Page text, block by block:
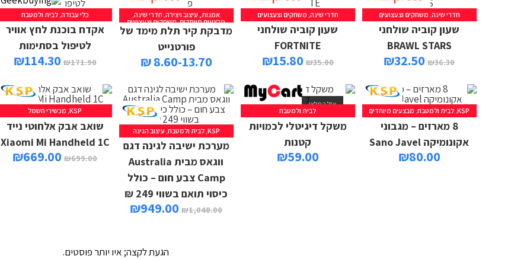
חדרי שינה משחקים וצעצועים
שעון קוביה שולחני
BRAWL STARS
₪36.30
₪32.50
חדרי שינה משחקים וצעצועים
שעון קוביה שולחני
FORTNITE
₪35.00
₪15.80
אמנות, עיצוב ויצירה, חדרי שינה,
מבצעים מיוחדים,משחקים וצעצועים
מדבקת קיר תלת מימד של
פורטנייט
8.60-13.70 ₪
כלי עבודה ,לבית ולמטבח
אקדח בוכנת לחץ אוויר
לטיפול בסתימות
₪171.90
₪114.30
KSP
, לבית ולמטבח, מבצעים מיוחדים
8 מארזים – מגבוני
אקונומיקה Sano Javel
₪80.00
אזל המלאי
מידע נוסף
לבית ולמטבח
משקל דיגיטלי לכמויות
קטנות
₪59.00
KSP
,לבית ולמטבח, עיצוב הגינה
מערכת ישיבה לגינה דגם
ווגאס מבית Australia
Camp צבע חום – כולל
כיסוי תואם בשווי 249 ₪
₪1,048.00
₪949.00
KSP
, מכשירי חשמל
שואב אבק אלחוטי נייד
Xiaomi Mi Handheld 1C
₪699.00
₪669.00
הגעת לקצה; איו יותר פוסטים.